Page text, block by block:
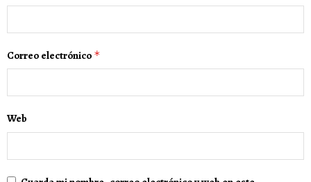
Correo electrónico *
Web